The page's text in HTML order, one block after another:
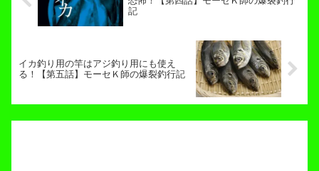
記
イカ釣り用の竿はアジ釣り用にも使え
る！【第五話】モーセＫ師の爆裂釣行記